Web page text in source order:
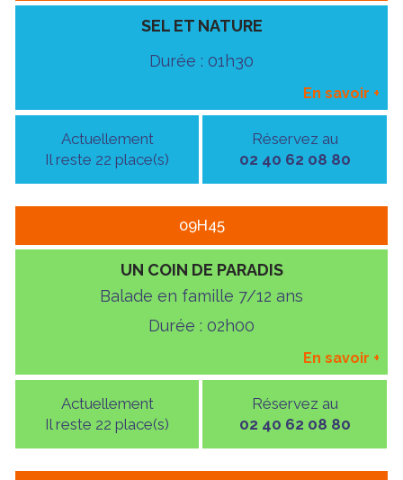
SEL ET NATURE
Durée : 01h30
En savoir +
Actuellement
Il reste 22 place(s)
Réservez au
02 40 62 08 80
09H45
UN COIN DE PARADIS
Balade en famille 7/12 ans
Durée : 02h00
En savoir +
Actuellement
Il reste 22 place(s)
Réservez au
02 40 62 08 80